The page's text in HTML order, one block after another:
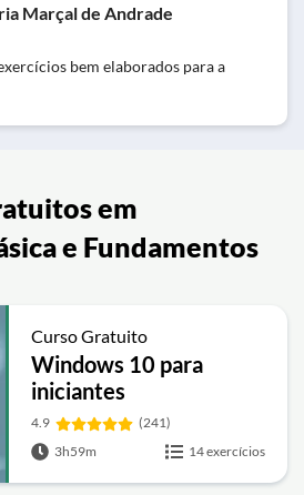
Marçal de Andrade
bem elaborados para a
em
e Fundamentos
Curso Gratuito
Windows 10 para
iniciantes
4.9
(241)
3h59m
14 exercícios